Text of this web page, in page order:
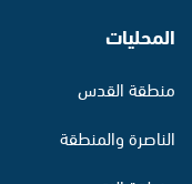
المحليات
منطقة القدس
الناصرة والمنطقة